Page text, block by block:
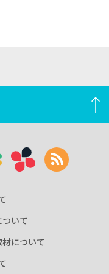
いて
について